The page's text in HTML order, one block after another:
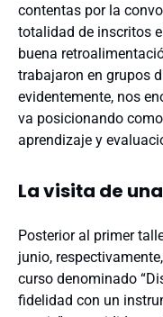
contentas por la
totalidad de inscritos
buena
trabajaron en grupos
evidentemente, nos
va posicionando
aprendizaje y
La visita de
Posterior al primer
junio,
curso denominado
fidelidad con un